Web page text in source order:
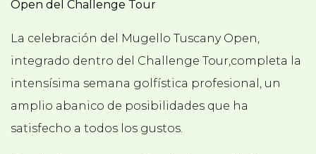
Open del Challenge Tour
La celebración del Mugello Tuscany Open,
integrado dentro del Challenge Tour,completa la
intensísima semana golfística profesional, un
amplio abanico de posibilidades que ha
satisfecho a todos los gustos.